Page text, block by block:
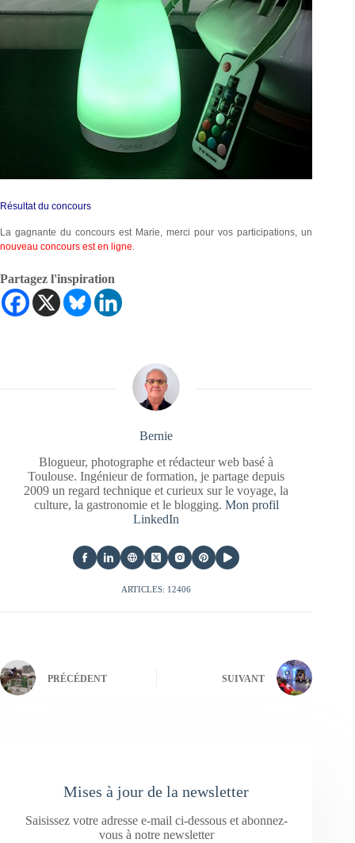
Résultat du concours
La gagnante du concours est Marie, merci pour vos participations, un
nouveau concours est en ligne.
Partagez l'inspiration
Bernie
Blogueur, photographe et rédacteur web basé à
Toulouse. Ingénieur de formation, je partage depuis
2009 un regard technique et curieux sur le voyage, la
culture, la gastronomie et le blogging. Mon profil
LinkedIn
ARTICLES: 12406
PRÉCÉDENT SUIVANT
Mises à jour de la newsletter
Saisissez votre adresse e-mail ci-dessous et abonnez-
vous à notre newsletter